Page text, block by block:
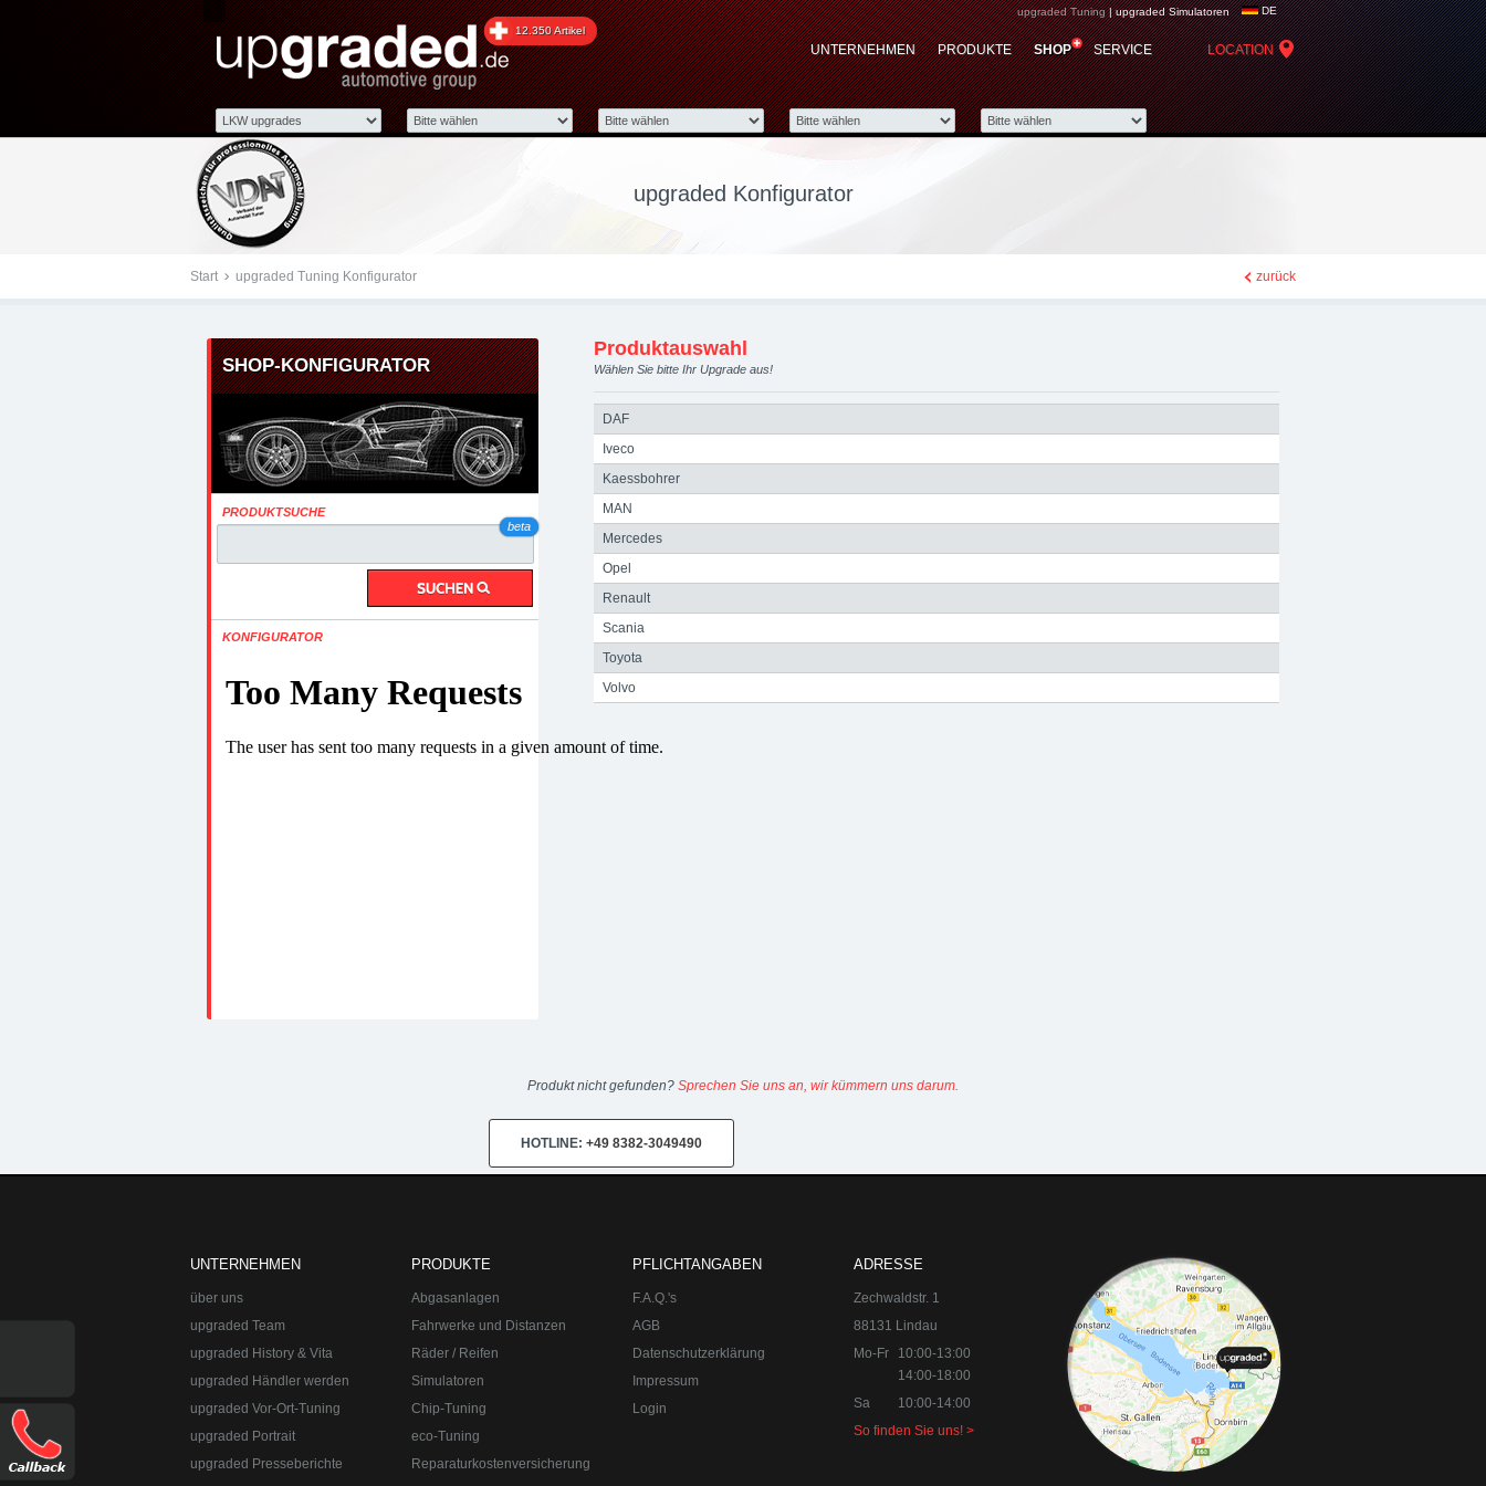
Tuningteile: upgraded Konfigurator upgraded automotive group -
Chiptuning, Kraftstoffoptimierung, Performance Zubehör
12.350 Artikel
DE
LOCATION
SERVICE
SHOP
PRODUKTE
UNTERNEHMEN
upgraded Tuning|upgraded Simulatoren
upgraded Konfigurator
Start upgraded Tuning Konfigurator zurück
SHOP-KONFIGURATOR
PRODUKTSUCHE
beta
KONFIGURATOR
Produktauswahl
Wählen Sie bitte Ihr Upgrade aus!
DAF
Iveco
Kaessbohrer
MAN
Mercedes
Opel
Renault
Scania
Toyota
Volvo
Produkt nicht gefunden? Sprechen Sie uns an, wir kümmern uns darum.
HOTLINE: +49 8382-3049490
UNTERNEHMEN
über uns
upgraded Team
upgraded History & Vita
upgraded Händler werden
upgraded Vor-Ort-Tuning
upgraded Portrait
upgraded Presseberichte
PRODUKTE
Abgasanlagen
Fahrwerke und Distanzen
Räder / Reifen
Simulatoren
Chip-Tuning
eco-Tuning
Reparaturkostenversicherung
PFLICHTANGABEN
F.A.Q.'s
AGB
Datenschutzerklärung
Impressum
Login
ADRESSE
Zechwaldstr. 1
88131 Lindau
Mo-Fr
10:00-13:00
14:00-18:00
Sa
10:00-14:00
So finden Sie uns! >